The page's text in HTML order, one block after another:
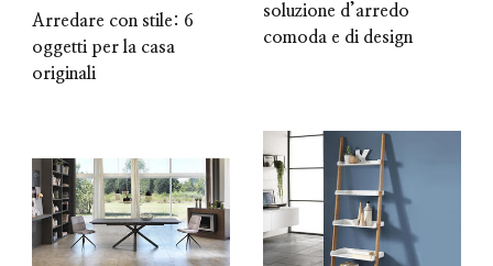
Arredare con stile: 6
oggetti per la casa
originali
soluzione d’arredo
comoda e di design